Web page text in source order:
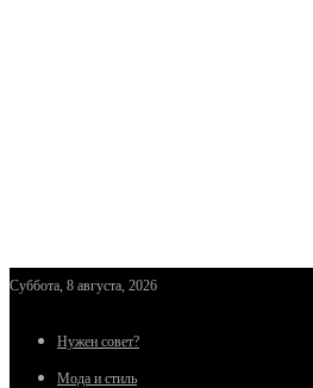
Суббота, 8 августа, 2026
Нужен совет?
Мода и стиль